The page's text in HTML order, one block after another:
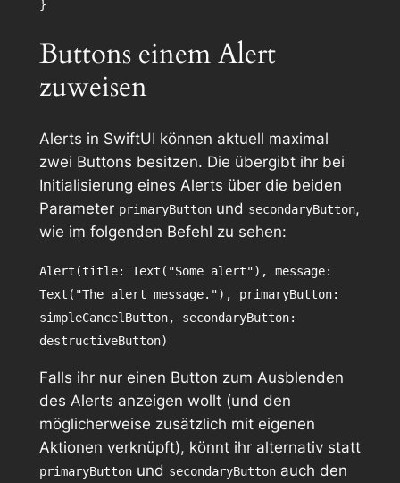
Buttons einem Alert
zuweisen
Alerts in SwiftUI können aktuell maximal
zwei Buttons besitzen. Die übergibt ihr bei
Initialisierung eines Alerts über die beiden
Parameter primaryButtonund secondaryButton,
wie im folgenden Befehl zu sehen:
Alert(title: Text("Some alert"), message:
Text("The alert message."), primaryButton:
simpleCancelButton, secondaryButton:
destructiveButton)
Falls ihr nur einen Button zum Ausblenden
des Alerts anzeigen wollt (und den
möglicherweise zusätzlich mit eigenen
Aktionen verknüpft), könnt ihr alternativ statt
primaryButtonund secondaryButtonauch den